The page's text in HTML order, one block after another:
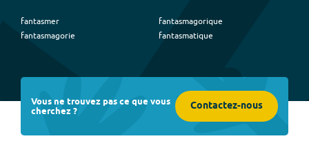
fantasmer
fantasmagorie
fantasmagorique
fantasmatique
Vous ne trouvez pas ce que vous
cherchez ? Contactez-nous